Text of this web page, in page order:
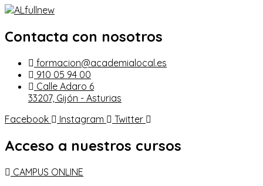
Contacta con nosotros
formacion@academialocal.es
910 05 94 00
Calle Adaro 6
33207, Gijón - Asturias
Facebook
Instagram Twitter
Acceso a nuestros cursos
CAMPUS ONLINE